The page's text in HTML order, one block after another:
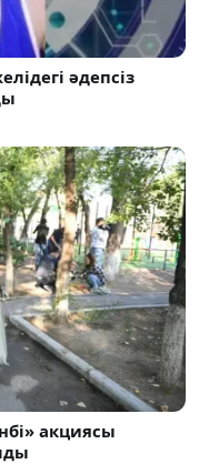
әдепсіз
акциясы